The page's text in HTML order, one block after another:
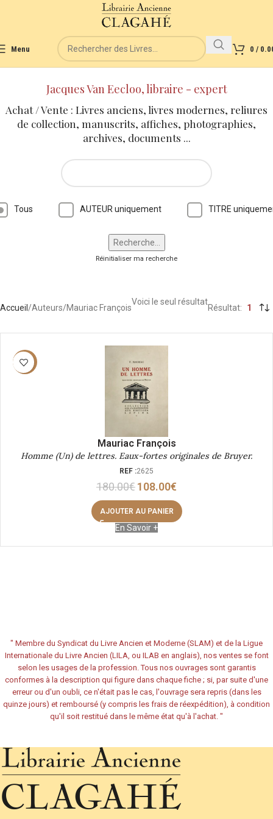
Menu 0 /
Jacques Van Eecloo, libraire - expert
Achat / Vente : Livres anciens, livres modernes, reliures
de collection, manuscrits, affiches, photographies,
archives, documents ...
Tous AUTEUR uniquement TITRE
Réinitialiser ma recherche
Accueil Auteurs Mauriac François
Voici le seul résultat
Résultat 1
-40%
Mauriac François
Homme (Un) de lettres. Eaux-fortes originales de Bruyer.
REF :2625
180.00€108.00€
AJOUTER AU PANIER
En Savoir +
" Membre du Syndicat du Livre Ancien et Moderne (SLAM) et de la Ligue
Internationale du Livre Ancien (LILA, ou ILAB en anglais), nos ventes se font
selon les usages de la profession. Tous nos ouvrages sont garantis
conformes à la description qui figure dans chaque fiche ; si, par suite d'une
erreur ou d'un oubli, ce n'était pas le cas, l'ouvrage sera repris (dans les
quinze jours) et remboursé (y compris les frais de réexpédition), à condition
qu'il soit restitué dans le même état qu'à l'achat. "